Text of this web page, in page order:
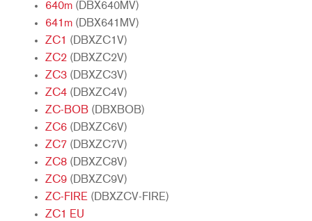
640m (DBX640MV)
641m (DBX641MV)
ZC1 (DBXZC1V)
ZC2 (DBXZC2V)
ZC3 (DBXZC3V)
ZC4 (DBXZC4V)
ZC-BOB (DBXBOB)
ZC6 (DBXZC6V)
ZC7 (DBXZC7V)
ZC8 (DBXZC8V)
ZC9 (DBXZC9V)
ZC-FIRE (DBXZCV-FIRE)
ZC1 EU